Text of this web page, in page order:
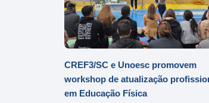
CREF3/SC e Unoesc promovem
workshop de atualização
em Educação Física